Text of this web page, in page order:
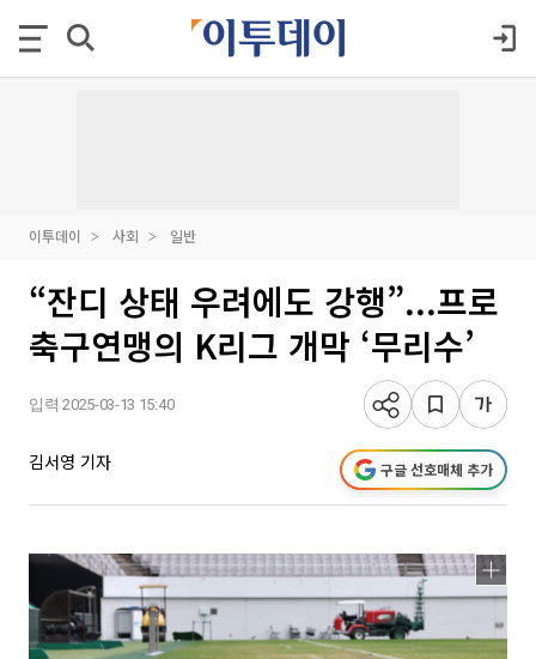
이투데이 사회 일반
“잔디 상태 우려에도 강행”...프로
축구연맹의 K리그 개막 ‘무리수’
입력 2025-03-13 15:40
김서영 기자 구글 선호매체 추가